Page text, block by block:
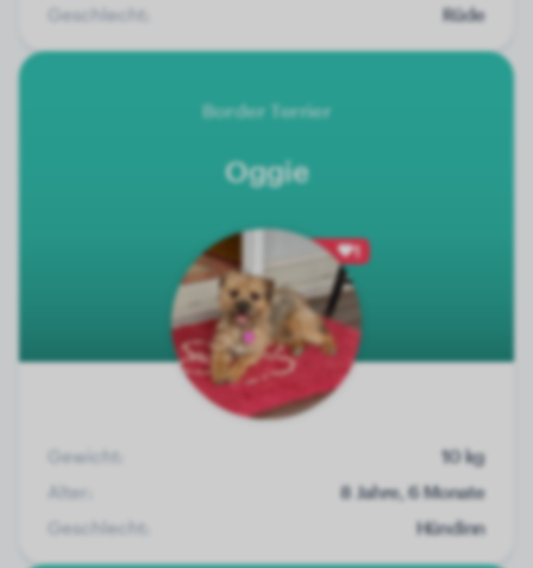
Geschlecht:
Rüde
Border Terrier
Oggie
1
Gewicht:
10 kg
Alter:
8 Jahre, 6 Monate
Geschlecht:
Hündinn